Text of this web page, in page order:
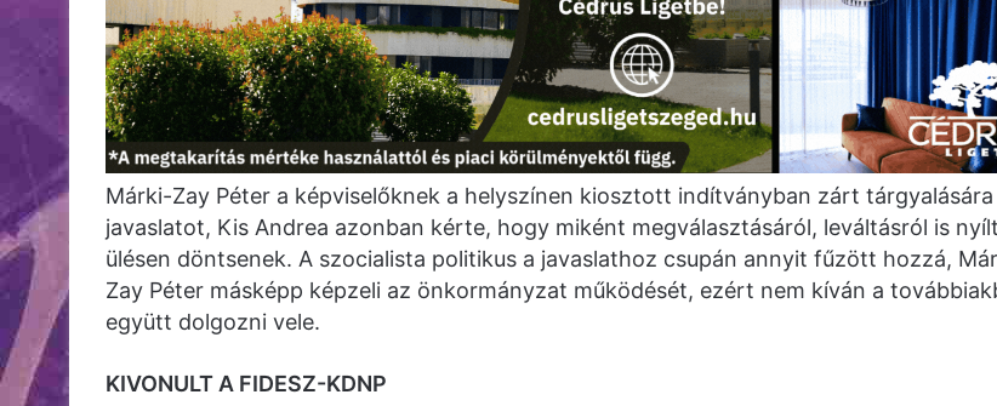
Márki-Zay Péter a képviselőknek a helyszínen kiosztott indítványban zárt
javaslatot, Kis Andrea azonban kérte, hogy miként megválasztásáról, leváltásról is nyílt
ülésen döntsenek. A szocialista politikus a javaslathoz csupán annyit fűzött hozzá,
Zay Péter másképp képzeli az önkormányzat működését, ezért nem kíván a
együtt dolgozni vele.
KIVONULT A FIDESZ-KDNP